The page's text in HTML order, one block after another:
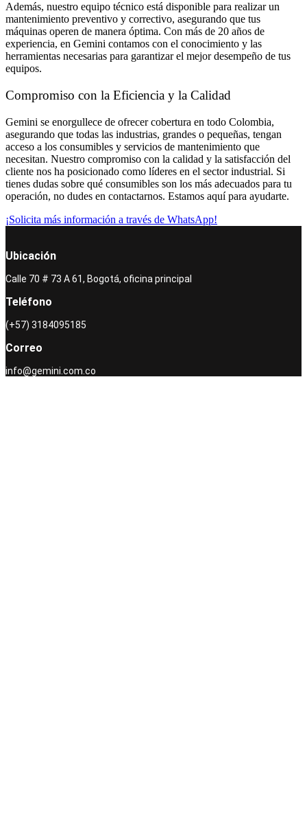
Además, nuestro equipo técnico está disponible para realizar un
mantenimiento preventivo y correctivo, asegurando que tus
máquinas operen de manera óptima. Con más de 20 años de
experiencia, en Gemini contamos con el conocimiento y las
herramientas necesarias para garantizar el mejor desempeño de tus
equipos.
Compromiso con la Eficiencia y la Calidad
Gemini se enorgullece de ofrecer cobertura en todo Colombia,
asegurando que todas las industrias, grandes o pequeñas, tengan
acceso a los consumibles y servicios de mantenimiento que
necesitan. Nuestro compromiso con la calidad y la satisfacción del
cliente nos ha posicionado como líderes en el sector industrial. Si
tienes dudas sobre qué consumibles son los más adecuados para tu
operación, no dudes en contactarnos. Estamos aquí para ayudarte.
¡Solicita más información a través de WhatsApp!
Ubicación
Calle 70 # 73 A 61, Bogotá, oficina principal
Teléfono
(+57) 3184095185
Correo
info@gemini.com.co